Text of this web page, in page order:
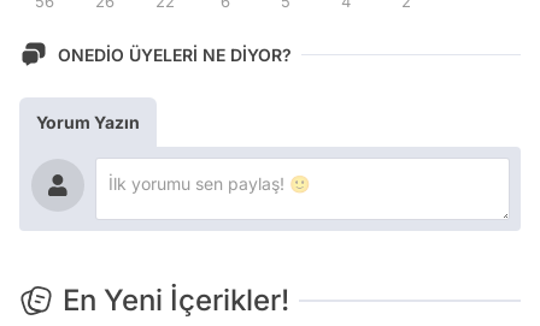
ONEDİO ÜYELERİ NE DİYOR?
Yorum Yazın
En Yeni İçerikler!